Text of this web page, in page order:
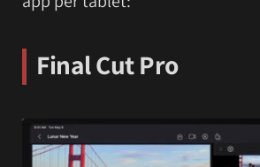
Final Cut Pro